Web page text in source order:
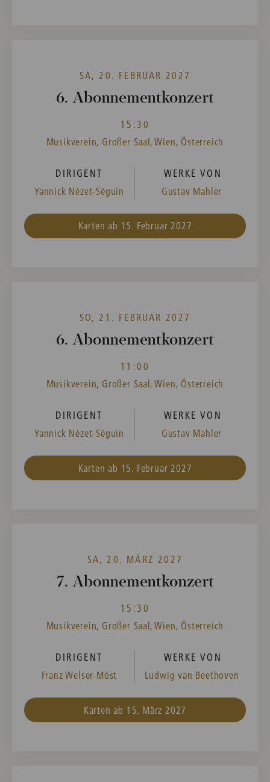
SA, 20. FEBRUAR 2027
6. Abonnementkonzert
15:30
Musikverein, Großer Saal, Wien, Österreich
DIRIGENT
Yannick Nézet-Séguin
WERKE VON
Gustav Mahler
Karten ab 15. Februar 2027
SO, 21. FEBRUAR 2027
6. Abonnementkonzert
11:00
Musikverein, Großer Saal, Wien, Österreich
DIRIGENT
Yannick Nézet-Séguin
WERKE VON
Gustav Mahler
Karten ab 15. Februar 2027
SA, 20. MÄRZ 2027
7. Abonnementkonzert
15:30
Musikverein, Großer Saal, Wien, Österreich
DIRIGENT
Franz Welser-Möst
WERKE VON
Ludwig van Beethoven
Karten ab 15. März 2027